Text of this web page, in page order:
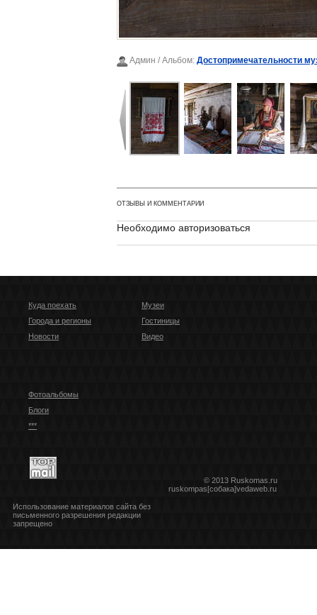
Админ / Альбом: Достопримечательности
ОТЗЫВЫ И КОММЕНТАРИИ
Необходимо авторизоваться
Куда поехать
Города и регионы
Новости
Музеи
Гостиницы
Видео
Фотоальбомы
Блоги
***
© 2013 Ruskomas.ru
ruskompas[собака]vedaweb.ru
Использование материалов сайта без
письменного разрешения редакции
запрещено